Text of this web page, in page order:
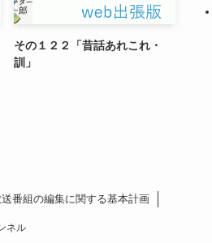
その１２２「昔話あれこれ・
訓」
番組の編集に関する基本計画
ネル